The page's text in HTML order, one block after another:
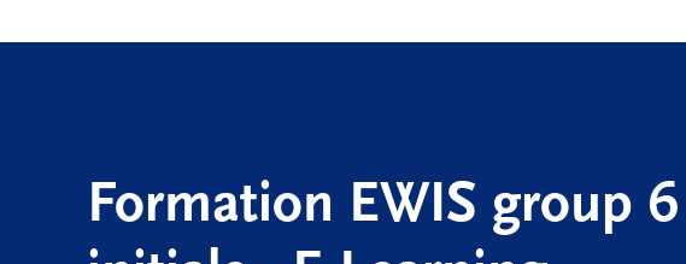
Formation EWIS group 6